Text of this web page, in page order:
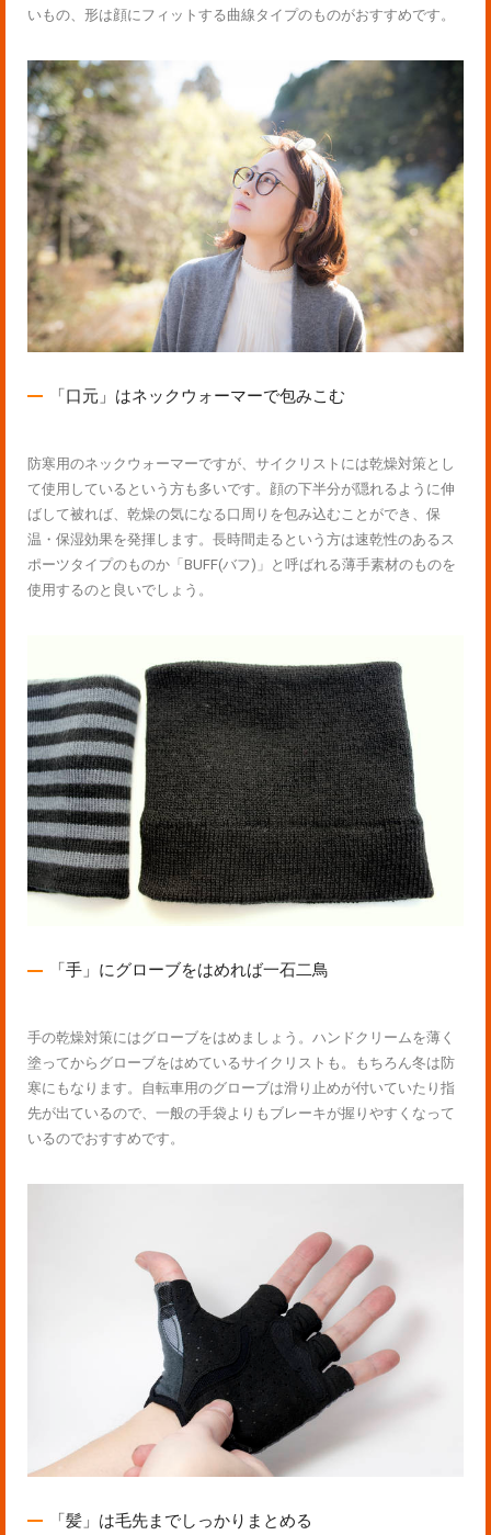
いもの、形は顔にフィットする曲線タイプのものがおすすめです。
「口元」はネックウォーマーで包みこむ
防寒用のネックウォーマーですが、サイクリストには乾燥対策とし
て使用しているという方も多いです。顔の下半分が隠れるように伸
ばして被れば、乾燥の気になる口周りを包み込むことができ、保
温・保湿効果を発揮します。長時間走るという方は速乾性のあるス
ポーツタイプのものか「BUFF(バフ)」と呼ばれる薄手素材のものを
使用するのと良いでしょう。
「手」にグローブをはめれば一石二鳥
手の乾燥対策にはグローブをはめましょう。ハンドクリームを薄く
塗ってからグローブをはめているサイクリストも。もちろん冬は防
寒にもなります。自転車用のグローブは滑り止めが付いていたり指
先が出ているので、一般の手袋よりもブレーキが握りやすくなって
いるのでおすすめです。
「髪」は毛先までしっかりまとめる